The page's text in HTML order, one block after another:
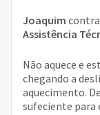
Joaquim
Assistência
Não aquece e
chegando a
aquecimento.
sufeciente para